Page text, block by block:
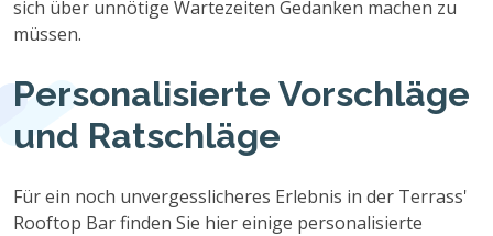
sich über unnötige Wartezeiten Gedanken machen zu
müssen.
Personalisierte Vorschläge
und Ratschläge
Für ein noch unvergesslicheres Erlebnis in der Terrass'
Rooftop Bar finden Sie hier einige personalisierte